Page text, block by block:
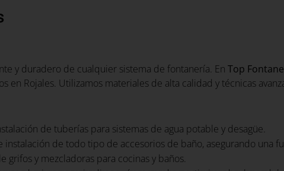
y duradero de cualquier sistema de fontanería. En Top
en Rojales. Utilizamos materiales de alta calidad y técnicas
de tuberías para sistemas de agua potable y desagüe.
instalación de todo tipo de accesorios de baño, asegurando una
grifos y mezcladoras para cocinas y baños.